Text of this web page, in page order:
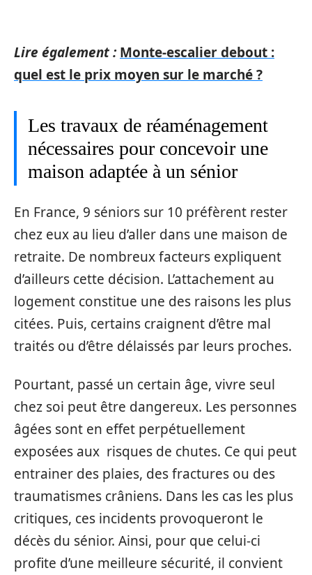
Lire également : Monte-escalier debout :
quel est le prix moyen sur le marché ?
Les travaux de réaménagement
nécessaires pour concevoir une
maison adaptée à un sénior
En France, 9 séniors sur 10 préfèrent rester
chez eux au lieu d’aller dans une maison de
retraite. De nombreux facteurs expliquent
d’ailleurs cette décision. L’attachement au
logement constitue une des raisons les plus
citées. Puis, certains craignent d’être mal
traités ou d’être délaissés par leurs proches.
Pourtant, passé un certain âge, vivre seul
chez soi peut être dangereux. Les personnes
âgées sont en effet perpétuellement
exposées aux risques de chutes. Ce qui peut
entrainer des plaies, des fractures ou des
traumatismes crâniens. Dans les cas les plus
critiques, ces incidents provoqueront le
décès du sénior. Ainsi, pour que celui-ci
profite d’une meilleure sécurité, il convient